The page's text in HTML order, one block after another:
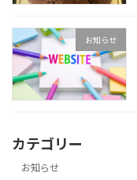
お知らせ
カテゴリー
お知らせ